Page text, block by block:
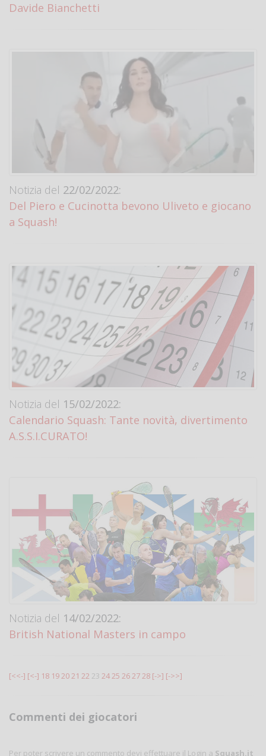
Davide Bianchetti
Notizia del 22/02/2022:
Del Piero e Cucinotta bevono Uliveto e giocano
a Squash!
Notizia del 15/02/2022:
Calendario Squash: Tante novità, divertimento
A.S.S.I.CURATO!
Notizia del 14/02/2022:
British National Masters in campo
[<<-] [<-] 18 192021 22 23 2425 262728 [->] [->>]
Commenti dei giocatori
Per poter scrivere un commento devi effettuare il Login a Squash.it